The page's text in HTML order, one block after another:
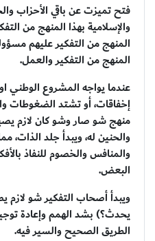
فتح تميزت عن باقي الأحزاب
والإسلامية بهذا المنهج من
المنهج من التفكير عليهم
المنهج من التفكير والعمل.
عندما يواجه المشروع الوطني
إخفاقات، أو تشتد الضغوطات
منهج شو صار وشو كان لازم
والحنين له، ويبدأ جلد الذات،
والمنافس والخصوم للنفاذ
البعض.
ويبدأ أصحاب التفكير شو
يحدث؟) بشد الهمم وإعادة
الطريق الصحيح والسير فيه.